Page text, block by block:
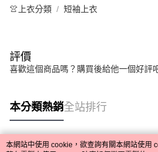
👚上衣分類 短袖上衣
評價
喜歡這個商品嗎？購買後給他一個好評
本分類熱銷全站排行
本網站中使用 cookie，欲查詢有關本網站使用